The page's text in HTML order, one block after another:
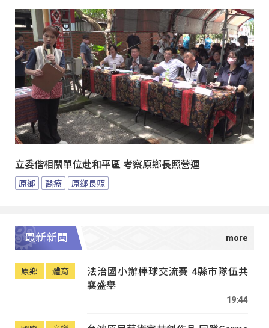
立委偕相關單位赴和平區 考察原鄉長照營運
原鄉 醫療 原鄉長照
最新新聞
原鄉 體育
法治國小辦棒球交流賽 4縣市隊伍共
襄盛舉
19:44